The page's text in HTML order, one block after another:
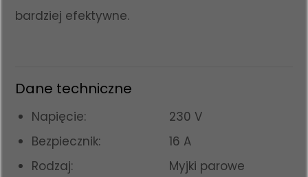
bardziej efektywne.
Dane techniczne
Napięcie:
230 V
Bezpiecznik:
16 A
Rodzaj:
Myjki parowe